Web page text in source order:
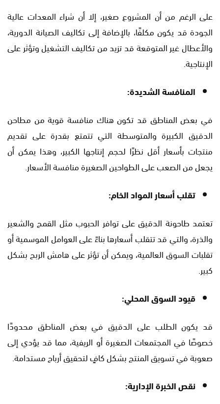
على الرغم من أن المشروع صغير، إلا أن شراء المعدات عالية
الجودة قد يكون مكلفًا، بالإضافة إلى تكاليف الصيانة الدورية،
والأعطال غير المتوقعة قد تزيد من تكاليف التشغيل وتؤثر على
الإنتاجية.
المنافسة الشديدة:
في بعض المناطق قد تكون هناك منافسة قوية من مطاحن
الدقيق الكبيرة والمتوسطة التي تتمتع بقدرة على تقديم
منتجات بأسعار أقل نظرًا لحجم إنتاجها الكبير، وهذا يمكن أن
يجعل من الصعب على الطواحين الصغيرة منافسة الأسعار.
تقلب أسعار المواد الخام:
تعتمد طاحونة الدقيق على توافر الحبوب مثل القمح والشعير
والذرة، والتي قد تتقلب أسعارها بناءً على العوامل الموسمية أو
تقلبات السوق العالمية، ويمكن أن تؤثر على هامش الربح بشكل
كبير.
قيود السوق المحلي:
قد يكون الطلب على الدقيق في بعض المناطق محدودًا
خصوصًا في المجتمعات الصغيرة أو الريفية، مما قد يؤدي إلى
صعوبة في تسويق المنتج بشكل كافٍ لتحقيق أرباح مستدامة.
نقص الخبرة الإدارية: